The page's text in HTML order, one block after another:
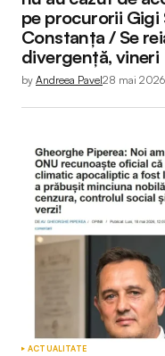
pe procurorii Gigi
Constanța / Se
divergență, vineri
by Andreea Pavel28 mai 2026
ACTUALITATE